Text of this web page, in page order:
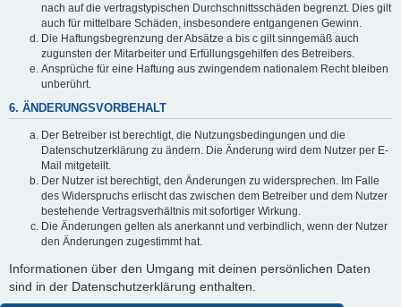
nach auf die vertragstypischen Durchschnittsschäden begrenzt. Dies gilt
auch für mittelbare Schäden, insbesondere entgangenen Gewinn.
Die Haftungsbegrenzung der Absätze a bis c gilt sinngemäß auch
zugunsten der Mitarbeiter und Erfüllungsgehilfen des Betreibers.
Ansprüche für eine Haftung aus zwingendem nationalem Recht bleiben
unberührt.
6. ÄNDERUNGSVORBEHALT
Der Betreiber ist berechtigt, die Nutzungsbedingungen und die
Datenschutzerklärung zu ändern. Die Änderung wird dem Nutzer per E-
Mail mitgeteilt.
Der Nutzer ist berechtigt, den Änderungen zu widersprechen. Im Falle
des Widerspruchs erlischt das zwischen dem Betreiber und dem Nutzer
bestehende Vertragsverhältnis mit sofortiger Wirkung.
Die Änderungen gelten als anerkannt und verbindlich, wenn der Nutzer
den Änderungen zugestimmt hat.
Informationen über den Umgang mit deinen persönlichen Daten
sind in der Datenschutzerklärung enthalten.